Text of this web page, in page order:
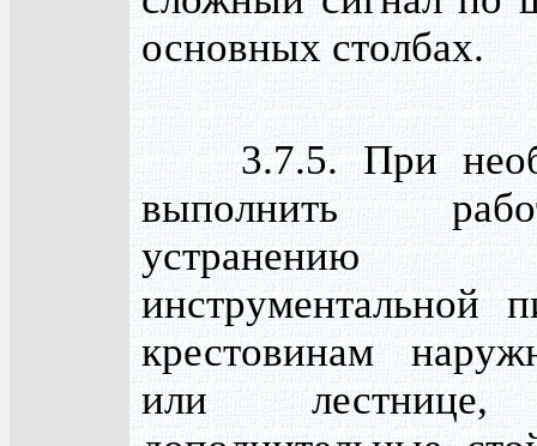
основных столбах.
3.7.5. При
выполнить
устранению
инструментальной
крестовинам
или лестнице,